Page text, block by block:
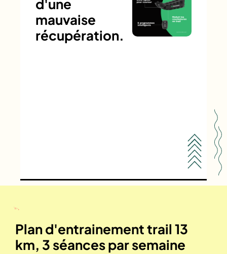
d'une
mauvaise
récupération.
Plan d'entrainement trail 13
km, 3 séances par semaine